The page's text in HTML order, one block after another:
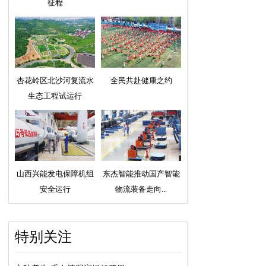
征程
杏花岭区北沙河复流水
生态工程试运行
全民共赴健康之约
山西兴能发电保障机组
安全运行
东杰智能推动国产智能
物流装备走向...
特别关注